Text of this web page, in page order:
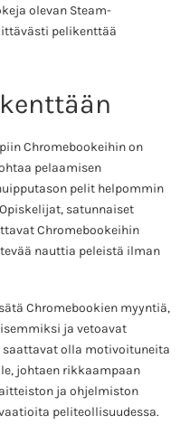
olevan Steam-
pelikenttää
Chromebookeihin on
pelaamisen
pelit helpommin
satunnaiset
Chromebookeihin
nauttia peleistä ilman
Chromebookien myyntiä,
ja vetoavat
olla motivoituneita
johtaen rikkaampaan
ja ohjelmiston
peliteollisuudessa.